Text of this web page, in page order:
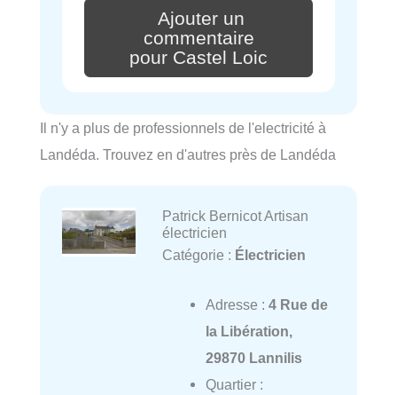
Ajouter un
commentaire
pour Castel Loic
Il n'y a plus de professionnels de l'electricité à
Landéda. Trouvez en d'autres près de Landéda
Patrick Bernicot Artisan
électricien
Catégorie : Électricien
Adresse : 4 Rue de
la Libération,
29870 Lannilis
Quartier :